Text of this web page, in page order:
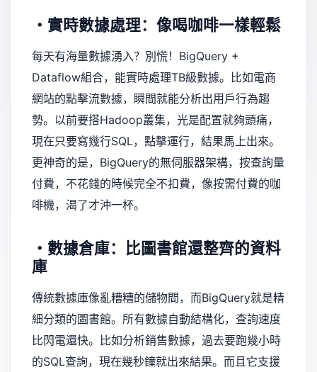
・實時數據處理：像喝咖啡一樣輕鬆
每天有海量數據湧入？別慌！BigQuery +
Dataflow組合，能實時處理TB級數據。比如電商
網站的點擊流數據，瞬間就能分析出用戶行為趨
勢。以前要搭Hadoop叢集，光是配置就夠頭痛，
現在只要寫幾行SQL，點擊運行，結果馬上出來。
更神奇的是，BigQuery的無伺服器架構，按查詢量
付費，不花錢的時候完全不扣費，像按需付費的咖
啡機，渴了才沖一杯。
・數據倉庫：比圖書館還整齊的資料
庫
傳統數據庫像亂糟糟的儲物間，而BigQuery就是精
細分類的圖書館。所有數據自動結構化，查詢速度
比閃電還快。比如分析銷售數據，過去要跑幾小時
的SQL查詢，現在幾秒鐘就出來結果。而且它支援